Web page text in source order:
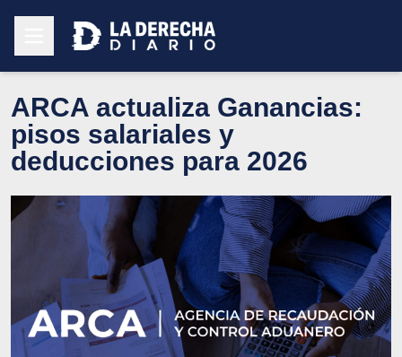
ARCA actualiza Ganancias:
pisos salariales y
deducciones para 2026